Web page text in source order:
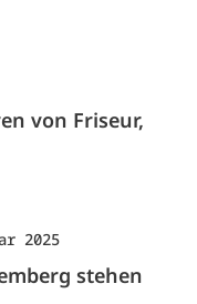
von Friseur,
2025
stehen